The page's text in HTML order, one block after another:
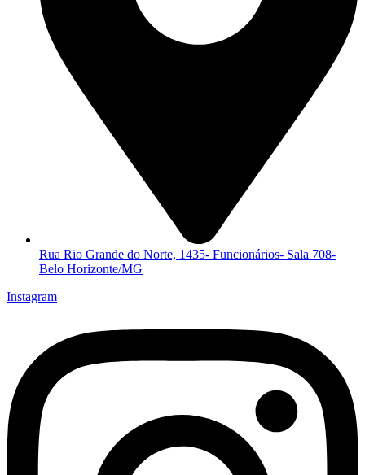
Rua Rio Grande do Norte, 1435- Funcionários- Sala 708-
Belo Horizonte/MG
Instagram